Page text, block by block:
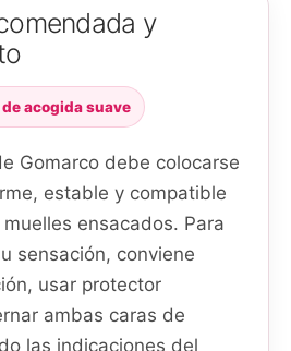
y
acogida suave
Gomarco debe colocarse
estable y compatible
ensacados. Para
sensación, conviene
usar protector
ambas caras de
las indicaciones del